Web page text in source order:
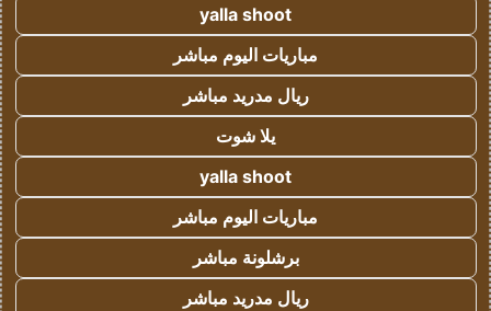
yalla shoot
مباريات اليوم مباشر
ريال مدريد مباشر
يلا شوت
yalla shoot
مباريات اليوم مباشر
برشلونة مباشر
ريال مدريد مباشر